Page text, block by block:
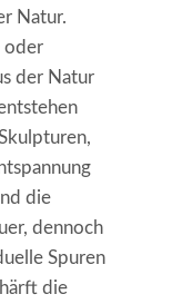
Natur.
oder
der Natur
die
dennoch
Spuren
die